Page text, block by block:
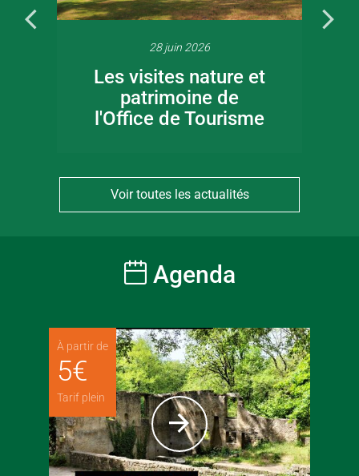
28 juin 2026
Les visites nature et
patrimoine de
l'Office de Tourisme
Voir toutes les actualités
Agenda
À partir de
5€
Tarif plein